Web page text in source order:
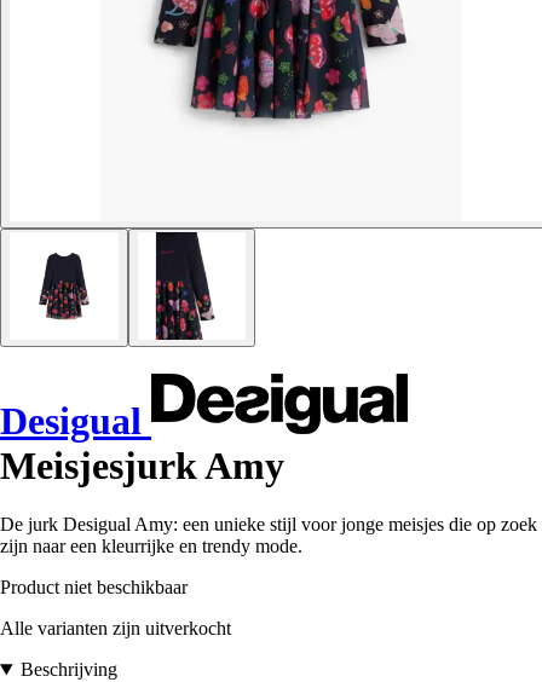
Desigual
Meisjesjurk Amy
De jurk Desigual Amy: een unieke stijl voor jonge meisjes die op zoek
zijn naar een kleurrijke en trendy mode.
Product niet beschikbaar
Alle varianten zijn uitverkocht
Beschrijving